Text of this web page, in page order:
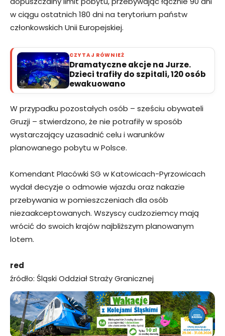
w ciągu ostatnich 180 dni na terytorium państw
członkowskich Unii Europejskiej.
CZYTAJ RÓWNIEŻ
Dramatyczne akcje na Jurze.
Dzieci trafiły do szpitali, 120 osób
ewakuowano
W przypadku pozostałych osób – sześciu obywateli
Gruzji – stwierdzono, że nie potrafiły w sposób
wystarczający uzasadnić celu i warunków
planowanego pobytu w Polsce.
Komendant Placówki SG w Katowicach-Pyrzowicach
wydał decyzje o odmowie wjazdu oraz nakazie
przebywania w pomieszczeniach dla osób
niezaakceptowanych. Wszyscy cudzoziemcy mają
wrócić do swoich krajów najbliższym planowanym
lotem.
red
źródło: Śląski Oddział Straży Granicznej